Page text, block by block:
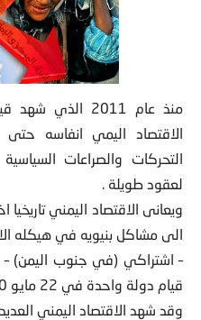
منذ عام 2011
الاقتصاد اليمي انفاسه
التحركات والصراعات السياسية
لعقود طويلة .
ويعانى الاقتصاد اليمني
الى مشاكل بنيويه في هيكله
– اشتراكي (في جنوب اليمن) –
قيام دولة واحدة في 22 مايو 1990م.
وقد شهد الاقتصاد اليمني